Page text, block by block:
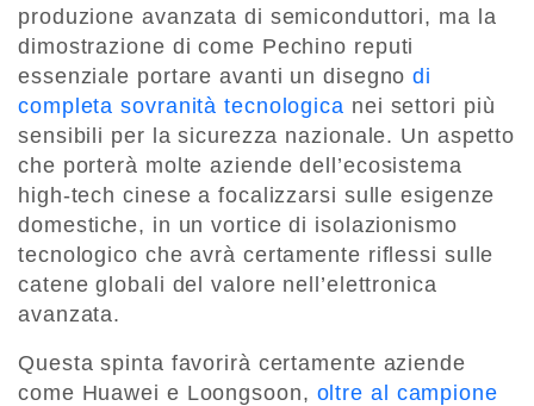
produzione avanzata di semiconduttori, ma la
dimostrazione di come Pechino reputi
essenziale portare avanti un disegnodi
completa sovranità tecnologica nei settori più
sensibili per la sicurezza nazionale. Un aspetto
che porterà molte aziende dell’ecosistema
high-tech cinese a focalizzarsi sulle esigenze
domestiche, in un vortice di isolazionismo
tecnologico che avrà certamente riflessi sulle
catene globali del valore nell’elettronica
avanzata.
Questa spinta favorirà certamente aziende
come Huawei e Loongsoon, oltre al campione